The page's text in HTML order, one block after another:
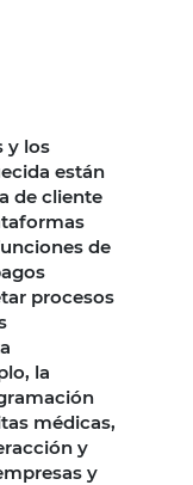
y los
están
de cliente
de
procesos
la
médicas,
y
y